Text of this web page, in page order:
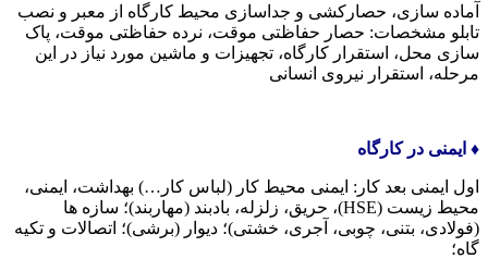
آماده سازی، حصارکشی و جداسازی محیط کارگاه از معبر و نصب
تابلو مشخصات: حصار حفاظتی موقت، نرده حفاظتی موقت، پاک
سازی محل، استقرار کارگاه، تجهیزات و ماشین مورد نیاز در این
مرحله، استقرار نیروی انسانی
♦️ ایمنی در کارگاه
اول ایمنی بعد کار: ایمنی محیط کار (لباس کار…) بهداشت، ایمنی،
محیط زیست (HSE)، حریق، زلزله، بادبند (مهاربند)؛ سازه ها
(فولادی، بتنی، چوبی، آجری، خشتی)؛ دیوار (برشی)؛ اتصالات و تکیه
گاه؛